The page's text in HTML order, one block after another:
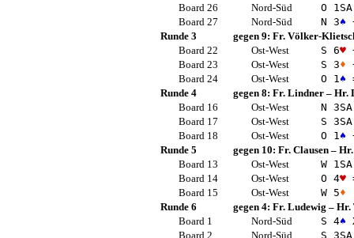
Board 26
Nord-Süd O 1 SA
Board 27
Nord-Süd N 3♠
Runde 3
gegen 9: Fr. Völker-
Board 22
Ost-West S 6♥
Board 23
Ost-West S 3♦
Board 24
Ost-West O 1 ♠
Runde 4
gegen 8: Fr. Lindner – Hr.
Board 16
Ost-West N 3SA
Board 17
Ost-West S 3SA
Board 18
Ost-West O 1 ♠
Runde 5
gegen 10: Fr. Clausen –
Board 13
Ost-West W 1 SA
Board 14
Ost-West O 4♥
Board 15
Ost-West W 5♦
Runde 6
gegen 4: Fr. Ludewig – Hr.
Board 1
Nord-Süd S 4♠
Board 2
Nord-Süd S 3SA